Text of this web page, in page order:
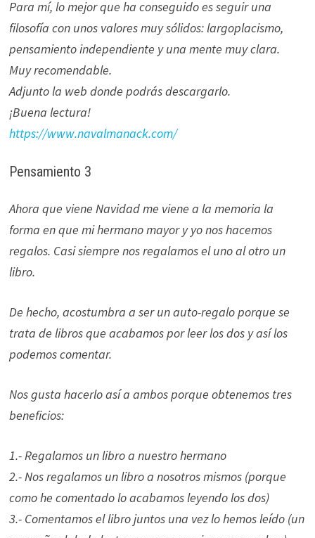
Para mí, lo mejor que ha conseguido es seguir una
filosofía con unos valores muy sólidos: largoplacismo,
pensamiento independiente y una mente muy clara.
Muy recomendable.
Adjunto la web donde podrás descargarlo.
¡Buena lectura!
https://www.navalmanack.com/
Pensamiento 3
Ahora que viene Navidad me viene a la memoria la
forma en que mi hermano mayor y yo nos hacemos
regalos. Casi siempre nos regalamos el uno al otro un
libro.
De hecho, acostumbra a ser un auto-regalo porque se
trata de libros que acabamos por leer los dos y así los
podemos comentar.
Nos gusta hacerlo así a ambos porque obtenemos tres
beneficios:
1.- Regalamos un libro a nuestro hermano
2.- Nos regalamos un libro a nosotros mismos (porque
como he comentado lo acabamos leyendo los dos)
3.- Comentamos el libro juntos una vez lo hemos leído (un